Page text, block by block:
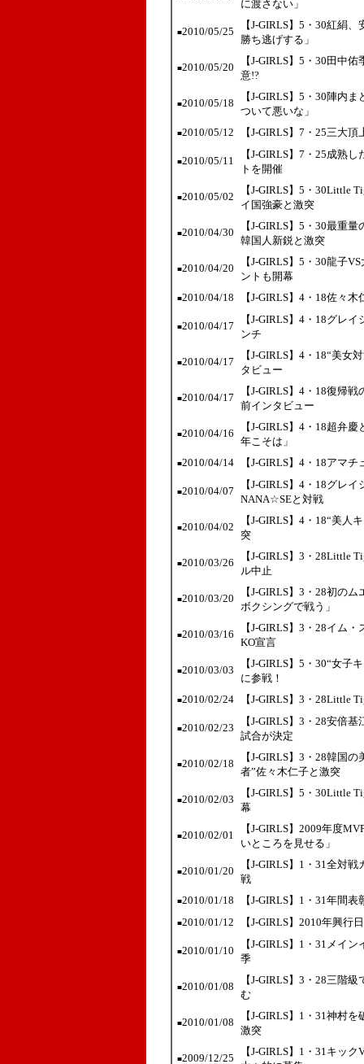
に渡さない」
■2010/05/25
【J-GIRLS】5・30紅絹
勝ち逃げする」
■2010/05/20
【J-GIRLS】5・30田中
意!?
■2010/05/18
【J-GIRLS】5・30陣内
ついて悪いな」
■2010/05/12 【J-GIRLS】7・25三大
■2010/05/11
【J-GIRLS】7・25成熟
トを開催
■2010/05/02
【J-GIRLS】5・30Little
イ国強豪と激突
■2010/04/30
【J-GIRLS】5・30最重
韓国人新鋭と激突
■2010/04/20
【J-GIRLS】5・30龍子
ントも開幕
■2010/04/18 【J-GIRLS】4・18佐々
■2010/04/17
【J-GIRLS】4・18グレ
ンチ
■2010/04/17
【J-GIRLS】4・18“美女
タビュー
■2010/04/17
【J-GIRLS】4・18復帰
前インタビュー
■2010/04/16
【J-GIRLS】4・18超弁
年こそは」
■2010/04/14 【J-GIRLS】4・18アマ
■2010/04/07
【J-GIRLS】4・18グレ
NANA☆SEと対戦
■2010/04/02
【J-GIRLS】4・18“美人
突
■2010/03/26
【J-GIRLS】3・28Little
ル中止
■2010/03/20
【J-GIRLS】3・28初の
ボクシングで戦う」
■2010/03/16
【J-GIRLS】3・28イム
KO宣言
■2010/03/03
【J-GIRLS】5・30“女子
に参戦！
■2010/02/24 【J-GIRLS】3・28Little
■2010/02/23
【J-GIRLS】3・28安倍
試合が決定
■2010/02/18
【J-GIRLS】3・28韓国
者”佐々木仁子と激突
■2010/02/03
【J-GIRLS】5・30Little
幕
■2010/02/01
【J-GIRLS】2009年度
いところを見せる」
■2010/01/20
【J-GIRLS】1・31全対
戦
■2010/01/18 【J-GIRLS】1・31年間
■2010/01/12 【J-GIRLS】2010年興
■2010/01/10
【J-GIRLS】1・31メイ
季
■2010/01/08
【J-GIRLS】3・28三階
む
■2010/01/08
【J-GIRLS】1・31神村
激突
■2009/12/25
【J-GIRLS】1・31キッ